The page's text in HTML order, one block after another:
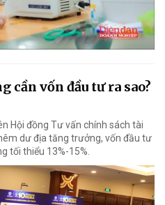
cần vốn đầu tư ra sao?
Hội đồng Tư vấn chính sách tài
dư địa tăng trưởng, vốn đầu tư
tối thiểu 13%-15%.